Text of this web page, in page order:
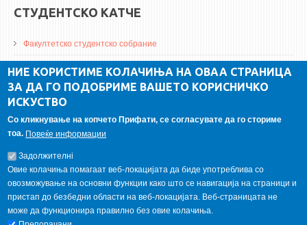
СТУДЕНТСКО КАТЧЕ
Факултетско студентско собрание
ДА Винчи магазин
Алумни асоцијација
ГАЛЕРИЈА
НИЕ КОРИСТИМЕ КОЛАЧИЊА НА ОВАА СТРАНИЦА
ЗА ДА ГО ПОДОБРИМЕ ВАШЕТО КОРИСНИЧКО
ИСКУСТВО
Со кликнување на копчето Прифати, се согласувате да го сториме
тоа. Повеќе информации
Задолжителнi
Овие колачиња помагаат веб-локацијата да биде употреблива со
овозможување на основни функции како што се навигација на страници и
пристап до безбедни области на веб-локацијата. Веб-страницата не
може да функционира правилно без овие колачиња.